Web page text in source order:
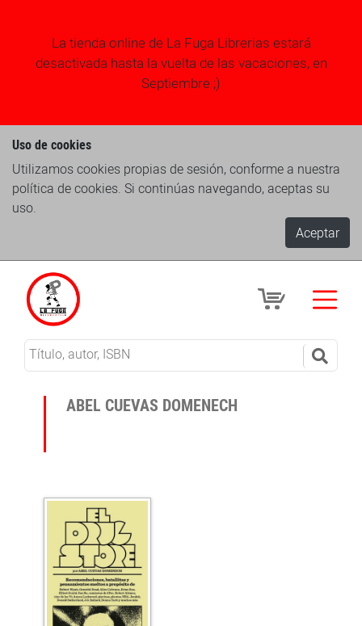
La tienda online de La Fuga Librerias estará
desactivada hasta la vuelta de las vacaciones, en
Septiembre ;)
Uso de cookies
Utilizamos cookies propias de sesión, conforme a nuestra
política de cookies. Si continúas navegando, aceptas su
uso.
Aceptar
ABEL CUEVAS DOMENECH